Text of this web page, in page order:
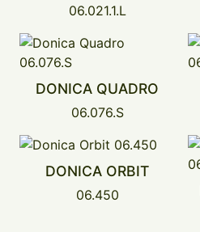
06.021.1.L
DONICA QUADRO
06.076.S
DONICA ORBIT
06.450